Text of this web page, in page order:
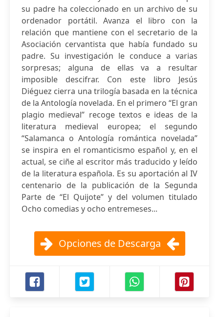
su padre ha coleccionado en un archivo de su
ordenador portátil. Avanza el libro con la
relación que mantiene con el secretario de la
Asociación cervantista que había fundado su
padre. Su investigación le conduce a varias
sorpresas; alguna de ellas va a resultar
imposible descifrar. Con este libro Jesús
Diéguez cierra una trilogía basada en la técnica
de la Antología novelada. En el primero “El gran
plagio medieval” recoge textos e ideas de la
literatura medieval europea; el segundo
“Salamanca o Antología romántica novelada”
se inspira en el romanticismo español y, en el
actual, se ciñe al escritor más traducido y leído
de la literatura española. Es su aportación al IV
centenario de la publicación de la Segunda
Parte de “El Quijote” y del volumen titulado
Ocho comedias y ocho entremeses...
Opciones de Descarga